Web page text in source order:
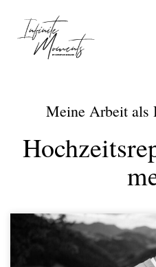
Meine Arbeit als